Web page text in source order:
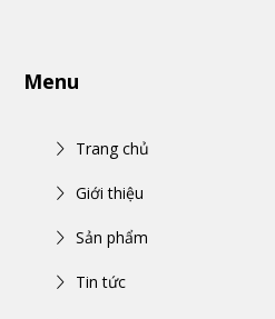
Menu
Trang chủ
Giới thiệu
Sản phẩm
Tin tức